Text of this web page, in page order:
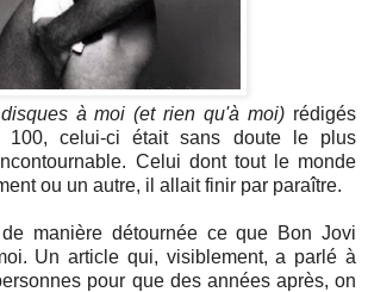
à moi (et rien qu'à moi) rédigés
100, celui-ci était sans doute le plus
Celui dont tout le monde
ou un autre, il allait finir par paraître.
manière détournée ce que Bon Jovi
Un article qui, visiblement, a parlé à
pour que des années après, on